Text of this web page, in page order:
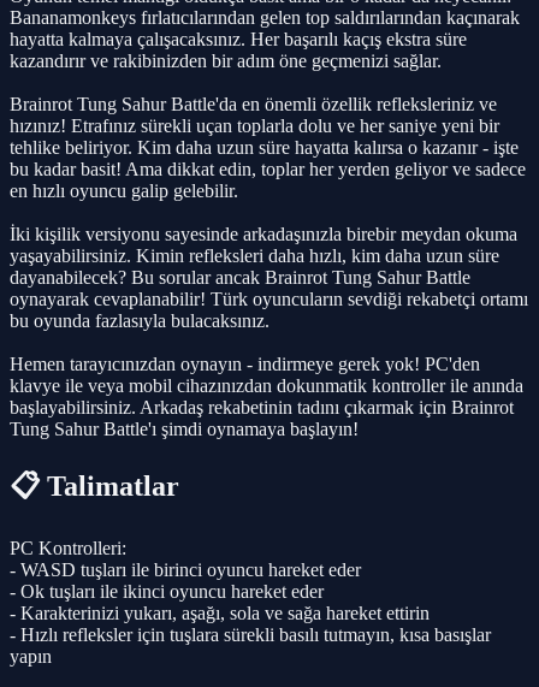
Bananamonkeys fırlatıcılarından gelen top saldırılarından kaçınarak
hayatta kalmaya çalışacaksınız. Her başarılı kaçış ekstra süre
kazandırır ve rakibinizden bir adım öne geçmenizi sağlar.
Brainrot Tung Sahur Battle'da en önemli özellik refleksleriniz ve
hızınız! Etrafınız sürekli uçan toplarla dolu ve her saniye yeni bir
tehlike beliriyor. Kim daha uzun süre hayatta kalırsa o kazanır - işte
bu kadar basit! Ama dikkat edin, toplar her yerden geliyor ve sadece
en hızlı oyuncu galip gelebilir.
İki kişilik versiyonu sayesinde arkadaşınızla birebir meydan okuma
yaşayabilirsiniz. Kimin refleksleri daha hızlı, kim daha uzun süre
dayanabilecek? Bu sorular ancak Brainrot Tung Sahur Battle
oynayarak cevaplanabilir! Türk oyuncuların sevdiği rekabetçi ortamı
bu oyunda fazlasıyla bulacaksınız.
Hemen tarayıcınızdan oynayın - indirmeye gerek yok! PC'den
klavye ile veya mobil cihazınızdan dokunmatik kontroller ile anında
başlayabilirsiniz. Arkadaş rekabetinin tadını çıkarmak için Brainrot
Tung Sahur Battle'ı şimdi oynamaya başlayın!
📋 Talimatlar
PC Kontrolleri:
- WASD tuşları ile birinci oyuncu hareket eder
- Ok tuşları ile ikinci oyuncu hareket eder
- Karakterinizi yukarı, aşağı, sola ve sağa hareket ettirin
- Hızlı refleksler için tuşlara sürekli basılı tutmayın, kısa basışlar
yapın